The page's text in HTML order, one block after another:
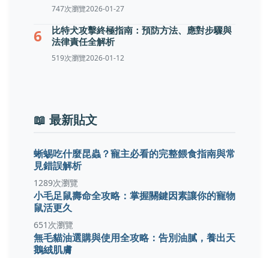
747次瀏覽2026-01-27
6
比特犬攻擊終極指南：預防方法、應對步驟與
法律責任全解析
519次瀏覽2026-01-12
📖 最新貼文
蜥蜴吃什麼昆蟲？寵主必看的完整餵食指南與常
見錯誤解析
1289次瀏覽
小毛足鼠壽命全攻略：掌握關鍵因素讓你的寵物
鼠活更久
651次瀏覽
無毛貓油選購與使用全攻略：告別油膩，養出天
鵝絨肌膚